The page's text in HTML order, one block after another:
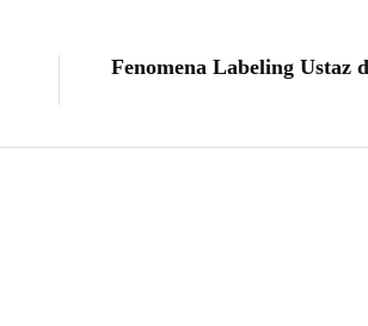
Fenomena Labeling Ustaz